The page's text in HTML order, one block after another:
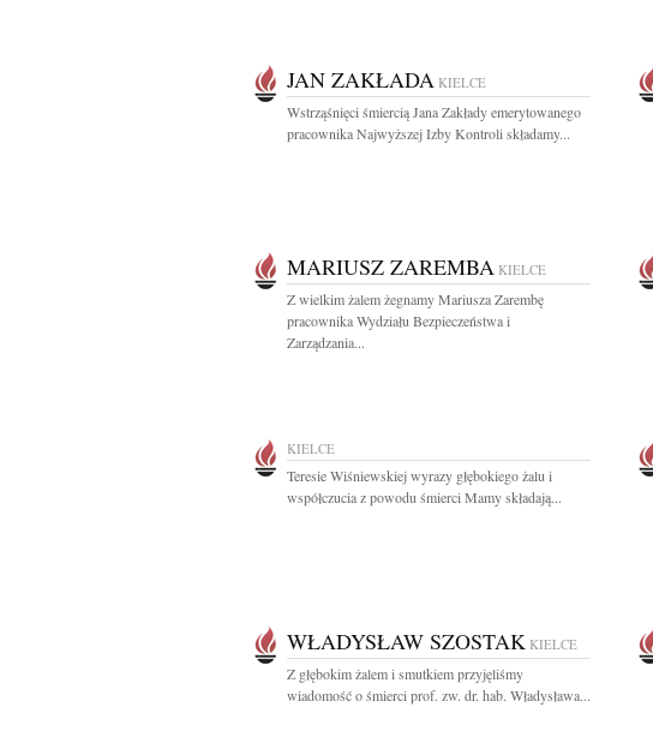
JAN ZAKŁADA KIELCE
Wstrząśnięci śmiercią Jana Zakłady emerytowanego
pracownika Najwyższej Izby Kontroli składamy...
MARIUSZ ZAREMBA KIELCE
Z wielkim żalem żegnamy Mariusza Zarembę
pracownika Wydziału Bezpieczeństwa i
Zarządzania...
KIELCE
Teresie Wiśniewskiej wyrazy głębokiego żalu i
współczucia z powodu śmierci Mamy składają...
WŁADYSŁAW SZOSTAK KIELCE
Z głębokim żalem i smutkiem przyjęliśmy
wiadomość o śmierci prof. zw. dr. hab. Władysława...